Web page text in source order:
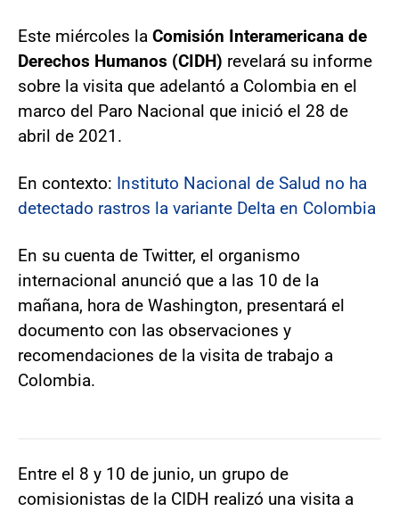
Este miércoles la Comisión Interamericana de
Derechos Humanos (CIDH) revelará su informe
sobre la visita que adelantó a Colombia en el
marco del Paro Nacional que inició el 28 de
abril de 2021.
En contexto: Instituto Nacional de Salud no ha
detectado rastros la variante Delta en Colombia
En su cuenta de Twitter, el organismo
internacional anunció que a las 10 de la
mañana, hora de Washington, presentará el
documento con las observaciones y
recomendaciones de la visita de trabajo a
Colombia.
Entre el 8 y 10 de junio, un grupo de
comisionistas de la CIDH realizó una visita a